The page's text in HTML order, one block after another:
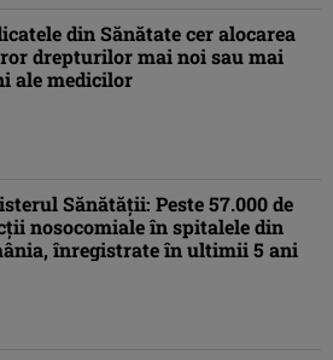
din Sănătate cer alocarea
drepturilor mai noi sau mai
ale medicilor
Sănătăţii: Peste 57.000 de
nosocomiale în spitalele din
înregistrate în ultimii 5 ani